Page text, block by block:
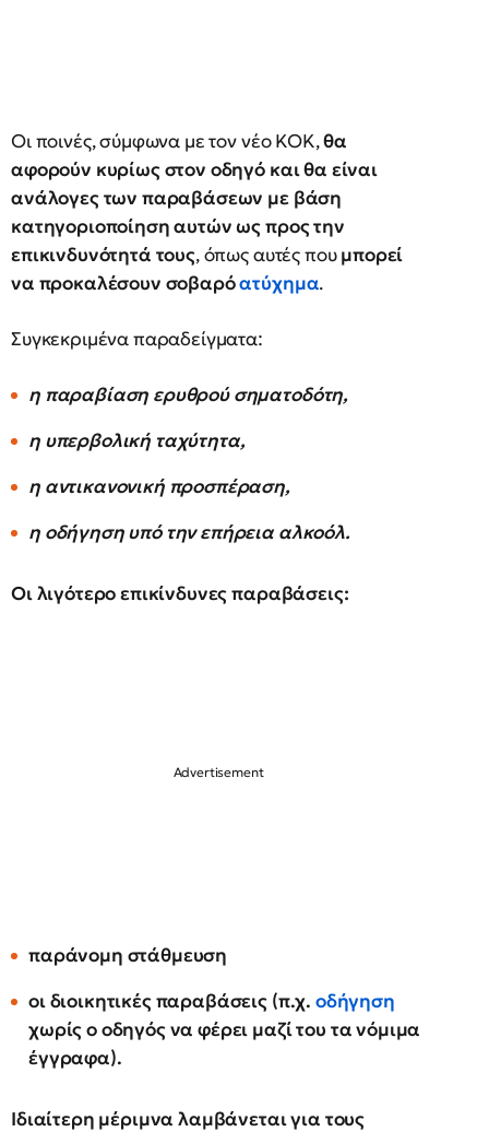
Οι ποινές, σύμφωνα με τον νέο ΚΟΚ,θα
αφορούν κυρίως στον οδηγό και θα είναι
ανάλογες των παραβάσεων με βάση
κατηγοριοποίηση αυτών ως προς την
επικινδυνότητά τους, όπως αυτές πουμπορεί
να προκαλέσουν σοβαρόατύχημα.
Συγκεκριμένα παραδείγματα:
η παραβίαση ερυθρού σηματοδότη,
η υπερβολική ταχύτητα,
η αντικανονική προσπέραση,
η οδήγηση υπό την επήρεια αλκοόλ.
Οι λιγότερο επικίνδυνες παραβάσεις:
παράνομη στάθμευση
οι διοικητικές παραβάσεις (π.χ. οδήγηση
χωρίς ο οδηγός να φέρει μαζί του τα νόμιμα
έγγραφα).
Ιδιαίτερη μέριμνα λαμβάνεται για τους